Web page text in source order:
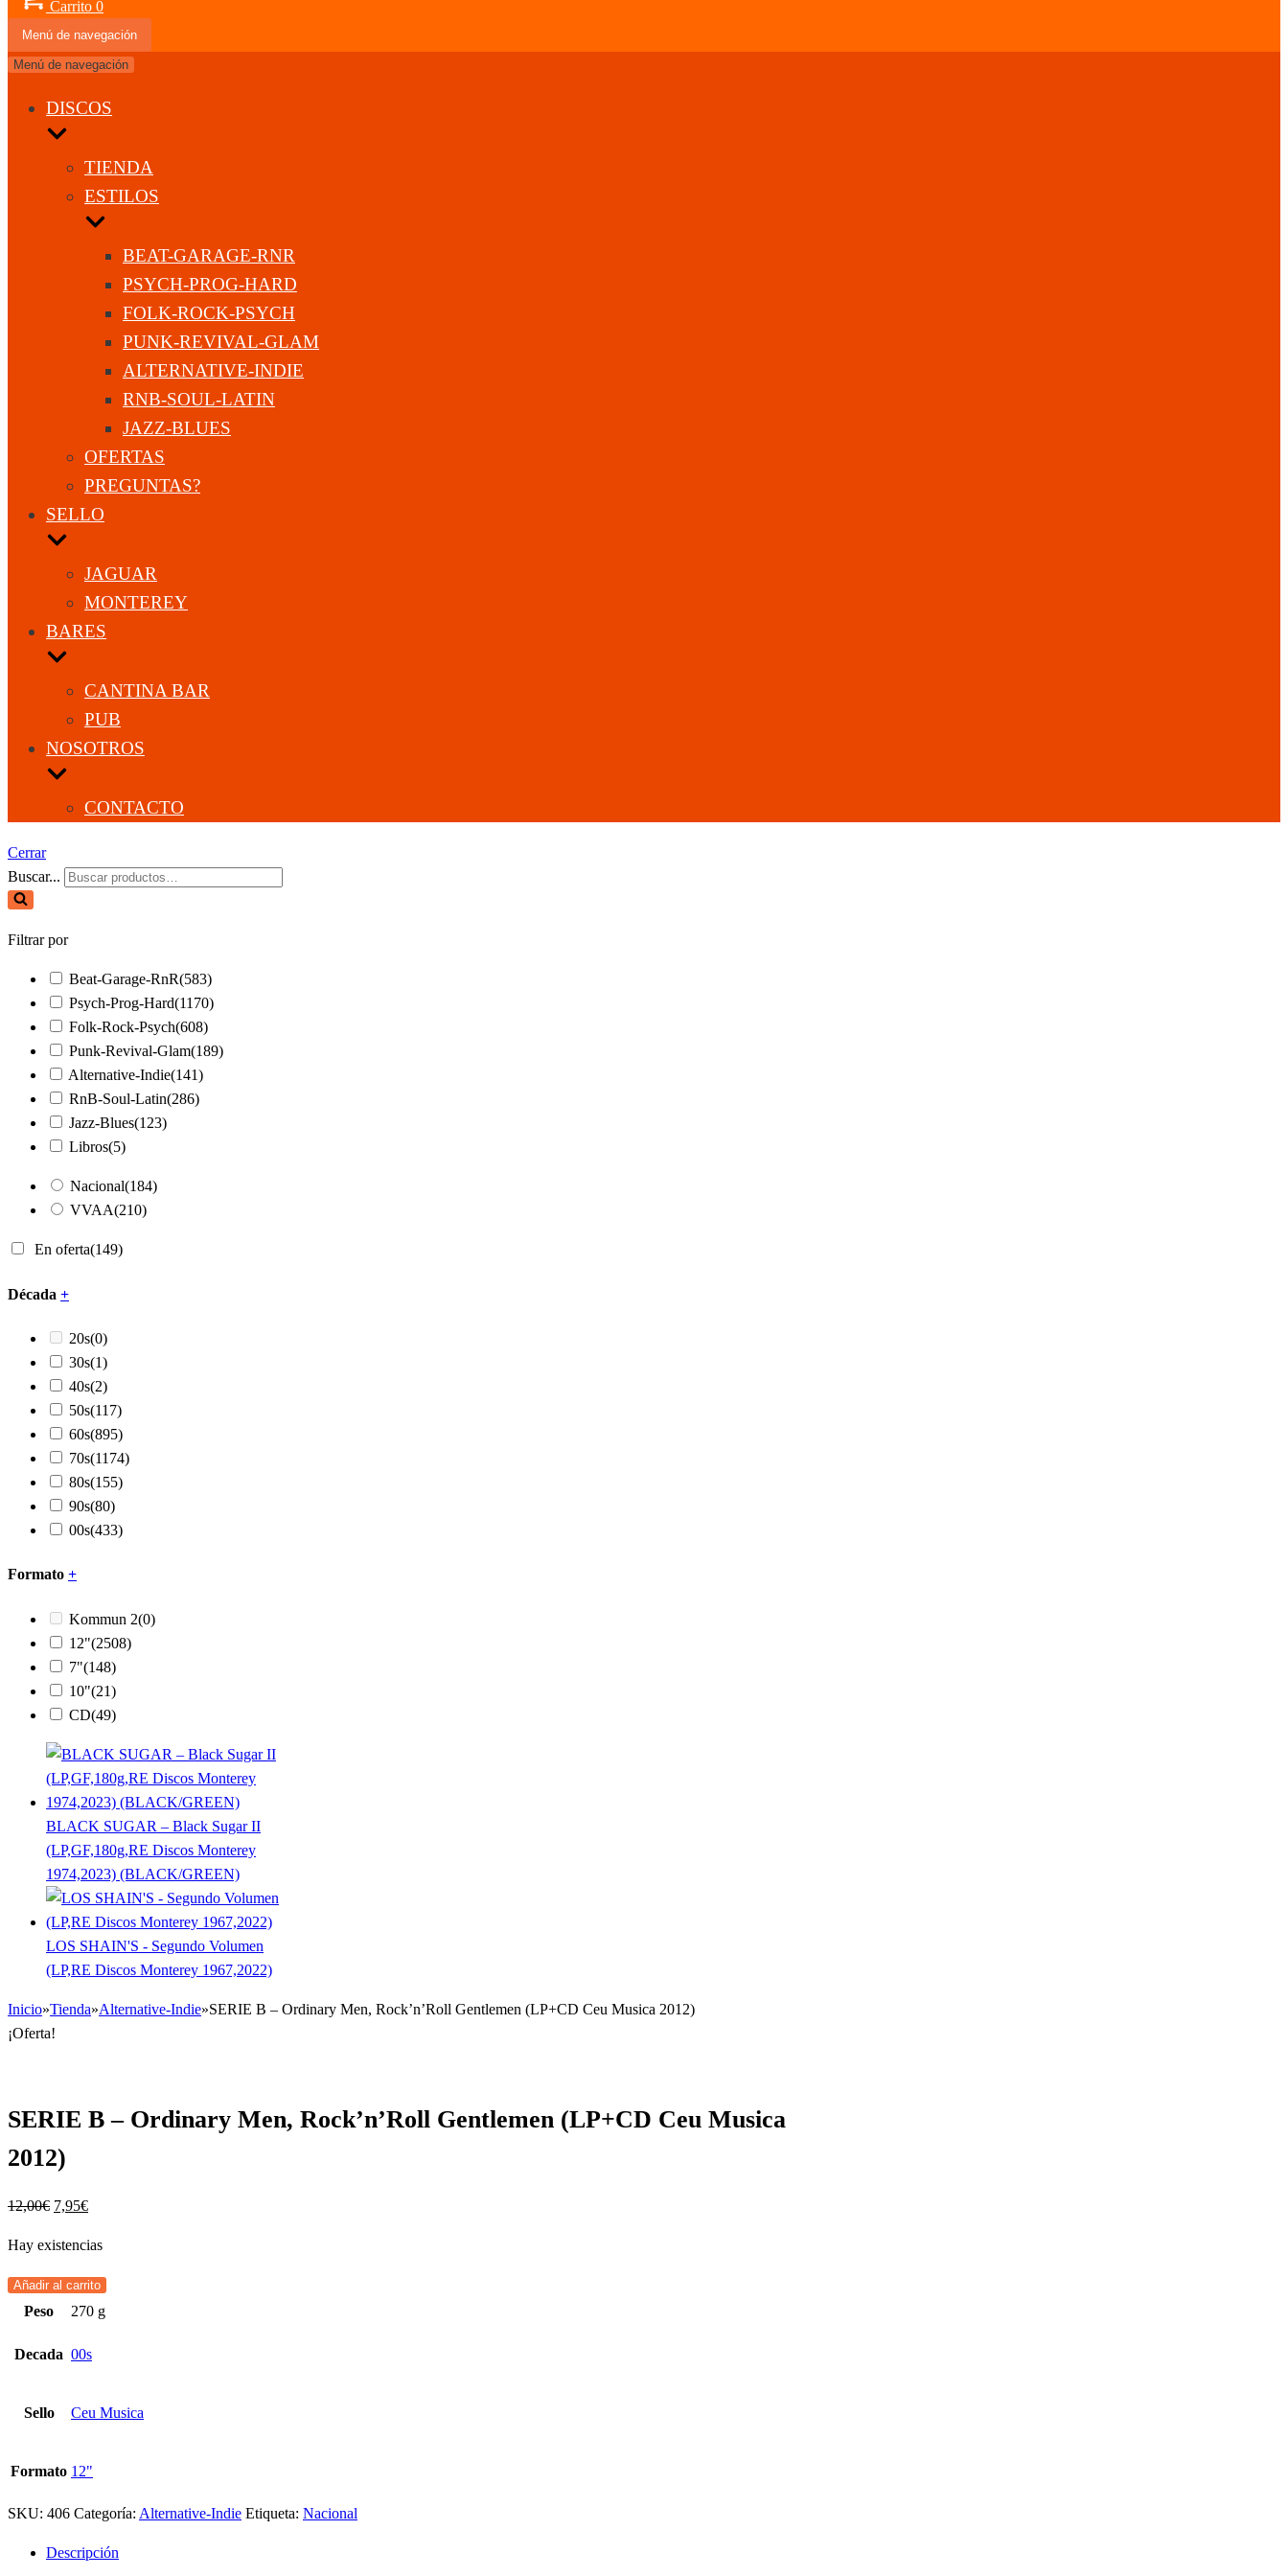
Carrito 0
Menú de navegación
Menú de navegación
DISCOS
TIENDA
ESTILOS
BEAT-GARAGE-RNR
PSYCH-PROG-HARD
FOLK-ROCK-PSYCH
PUNK-REVIVAL-GLAM
ALTERNATIVE-INDIE
RNB-SOUL-LATIN
JAZZ-BLUES
OFERTAS
PREGUNTAS?
SELLO
JAGUAR
MONTEREY
BARES
CANTINA BAR
PUB
NOSOTROS
CONTACTO
Cerrar
Buscar...
Filtrar por
Beat-Garage-RnR(583)
Psych-Prog-Hard(1170)
Folk-Rock-Psych(608)
Punk-Revival-Glam(189)
Alternative-Indie(141)
RnB-Soul-Latin(286)
Jazz-Blues(123)
Libros(5)
Nacional(184)
VVAA(210)
En oferta(149)
Década +
20s(0)
30s(1)
40s(2)
50s(117)
60s(895)
70s(1174)
80s(155)
90s(80)
00s(433)
Formato +
Kommun 2(0)
12"(2508)
7"(148)
10"(21)
CD(49)
BLACK SUGAR – Black Sugar II
(LP,GF,180g,RE Discos Monterey
1974,2023) (BLACK/GREEN)
LOS SHAIN'S - Segundo Volumen
(LP,RE Discos Monterey 1967,2022)
Inicio»Tienda»Alternative-Indie»SERIE B – Ordinary Men, Rock’n’Roll Gentlemen (LP+CD Ceu Musica 2012)
¡Oferta!
SERIE B – Ordinary Men, Rock’n’Roll Gentlemen (LP+CD Ceu Musica
2012)
12,00€ 7,95€
Hay existencias
Añadir al carrito
Peso 270 g
Decada 00s
Sello Ceu Musica
Formato 12"
SKU: 406 Categoría: Alternative-Indie Etiqueta: Nacional
Descripción